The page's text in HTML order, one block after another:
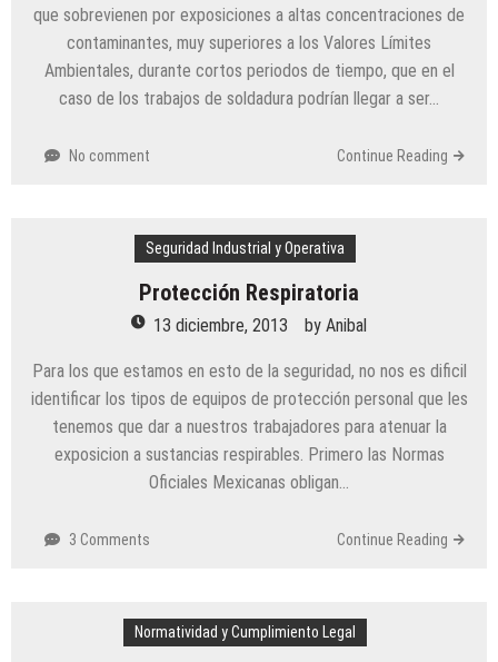
que sobrevienen por exposiciones a altas concentraciones de
contaminantes, muy superiores a los Valores Límites
Ambientales, durante cortos periodos de tiempo, que en el
caso de los trabajos de soldadura podrían llegar a ser…
No comment Continue Reading
Seguridad Industrial y Operativa
Protección Respiratoria
13 diciembre, 2013 by Anibal
Para los que estamos en esto de la seguridad, no nos es dificil
identificar los tipos de equipos de protección personal que les
tenemos que dar a nuestros trabajadores para atenuar la
exposicion a sustancias respirables. Primero las Normas
Oficiales Mexicanas obligan…
3 Comments Continue Reading
Normatividad y Cumplimiento Legal